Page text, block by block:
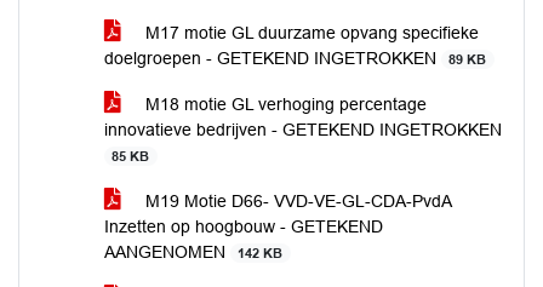
M17 motie GL duurzame opvang specifieke
doelgroepen - GETEKEND INGETROKKEN
89 KB
M18 motie GL verhoging percentage
innovatieve bedrijven - GETEKEND INGETROKKEN
85 KB
M19 Motie D66- VVD-VE-GL-CDA-PvdA
Inzetten op hoogbouw - GETEKEND
AANGENOMEN
142 KB